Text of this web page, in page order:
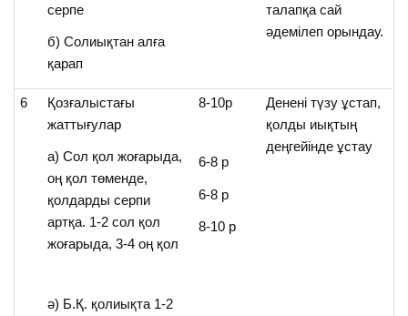
серпе
б) Солиықтан алға
қарап
талапқа сай
әдемілеп орындау.
6
Қозғалыстағы
жаттығулар
а) Сол қол жоғарыда,
оң қол төменде,
қолдарды серпи
артқа. 1-2 сол қол
жоғарыда, 3-4 оң қол
ә) Б.Қ. қолиықта 1-2
8-10р
6-8 р
6-8 р
8-10 р
Денені түзу ұстап,
қолды иықтың
деңгейінде ұстау